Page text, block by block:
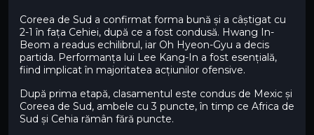
Coreea de Sud a confirmat forma bună și a câștigat cu
2-1 în fața Cehiei, după ce a fost condusă. Hwang In-
Beom a readus echilibrul, iar Oh Hyeon-Gyu a decis
partida. Performanța lui Lee Kang-In a fost esențială,
fiind implicat în majoritatea acțiunilor ofensive.
După prima etapă, clasamentul este condus de Mexic și
Coreea de Sud, ambele cu 3 puncte, în timp ce Africa de
Sud și Cehia rămân fără puncte.